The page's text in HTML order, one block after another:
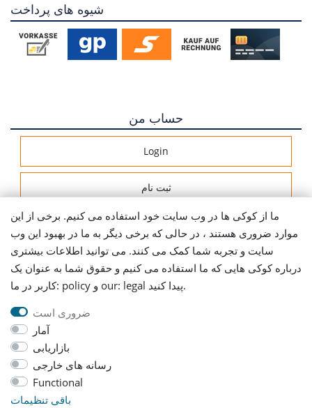
شیوه های پرداخت
حساب من
Login
ثبت نام
اطلاعات ارسال
Let's stay connected
حک کردن Daten­schutz­erklärung
ما از کوکی ها در وب سایت خود استفاده می کنیم. برخی از این
موارد ضروری هستند ، در حالی که برخی دیگر به ما در بهبود این وب
سایت و تجربه شما کمک می کنند. می توانید اطلاعات بیشتری
درباره کوکی هایی که ما استفاده می کنیم و حقوق شما به عنوان یک
کاربر در ما: policy و our: legal پیدا کنید.
ضروری است
آمار
بازاریابی
رسانه های خارجی
Functional
باقی تنظیمات